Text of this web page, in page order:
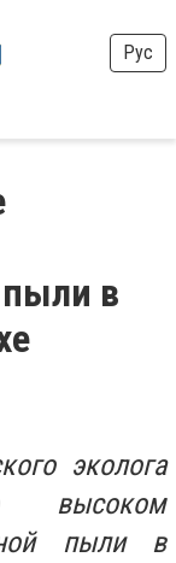
Рус
в
эколога
высоком
пыли в